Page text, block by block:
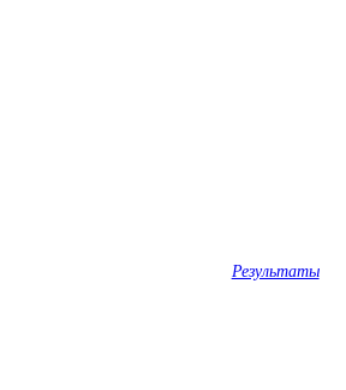
Результаты